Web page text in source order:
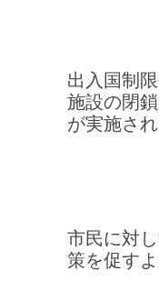
出入国制
施設の閉
が実施され
市民に対
策を促す